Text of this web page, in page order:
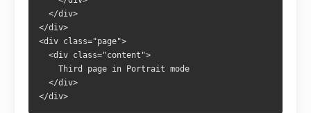
  </div>
</div>
<div class="page">
  <div class="content">
    Third page in Portrait mode
  </div>
</div>